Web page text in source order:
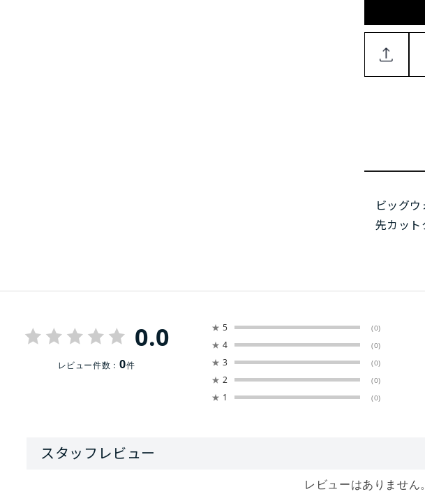
ビッグ
先カッ
0.0
レビュー件数：0件
★ 5 (0)
★ 4 (0)
★ 3 (0)
★ 2 (0)
★ 1 (0)
レビューはありません